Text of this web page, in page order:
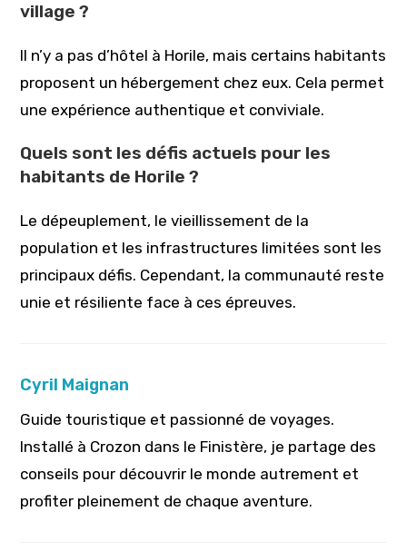
village ?
Il n’y a pas d’hôtel à Horile, mais certains habitants
proposent un hébergement chez eux. Cela permet
une expérience authentique et conviviale.
Quels sont les défis actuels pour les
habitants de Horile ?
Le dépeuplement, le vieillissement de la
population et les infrastructures limitées sont les
principaux défis. Cependant, la communauté reste
unie et résiliente face à ces épreuves.
Cyril Maignan
Guide touristique et passionné de voyages.
Installé à Crozon dans le Finistère, je partage des
conseils pour découvrir le monde autrement et
profiter pleinement de chaque aventure.